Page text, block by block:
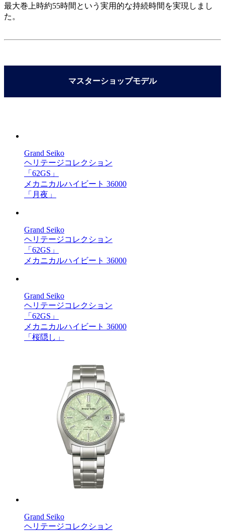
最大巻上時約55時間という実用的な持続時間を実現しまし
た。
マスターショップモデル
Grand Seiko
ヘリテージコレクション
「62GS」
メカニカルハイビート 36000
「月夜」
Grand Seiko
ヘリテージコレクション
「62GS」
メカニカルハイビート 36000
Grand Seiko
ヘリテージコレクション
「62GS」
メカニカルハイビート 36000
「桜隠し」
Grand Seiko
ヘリテージコレクション